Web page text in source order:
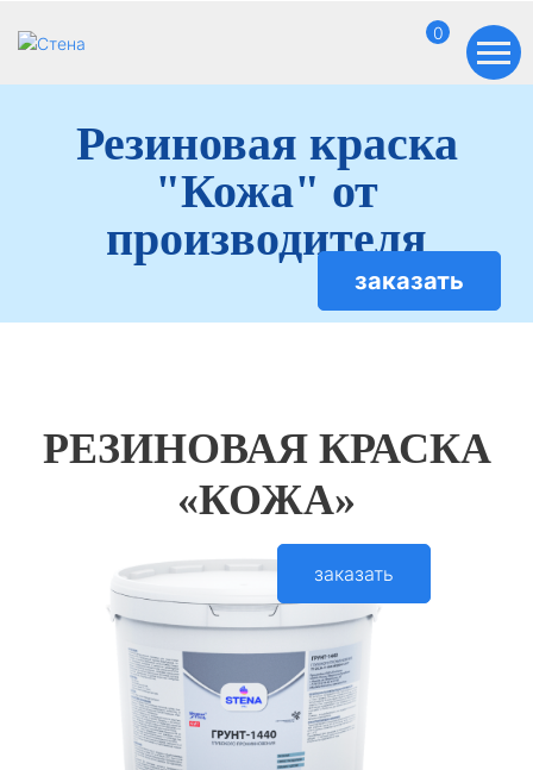
0
Резиновая краска
"Кожа" от
производителя
заказать
РЕЗИНОВАЯ КРАСКА
«КОЖА»
заказать